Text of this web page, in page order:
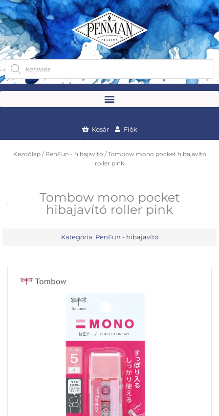
Skip
to
content
Products
search
Kosár Fiók
Kezdőlap/ PenFun - hibajavító / Tombow mono pocket hibajavító
roller pink
Tombow mono pocket
hibajavító roller pink
Kategória: PenFun - hibajavító